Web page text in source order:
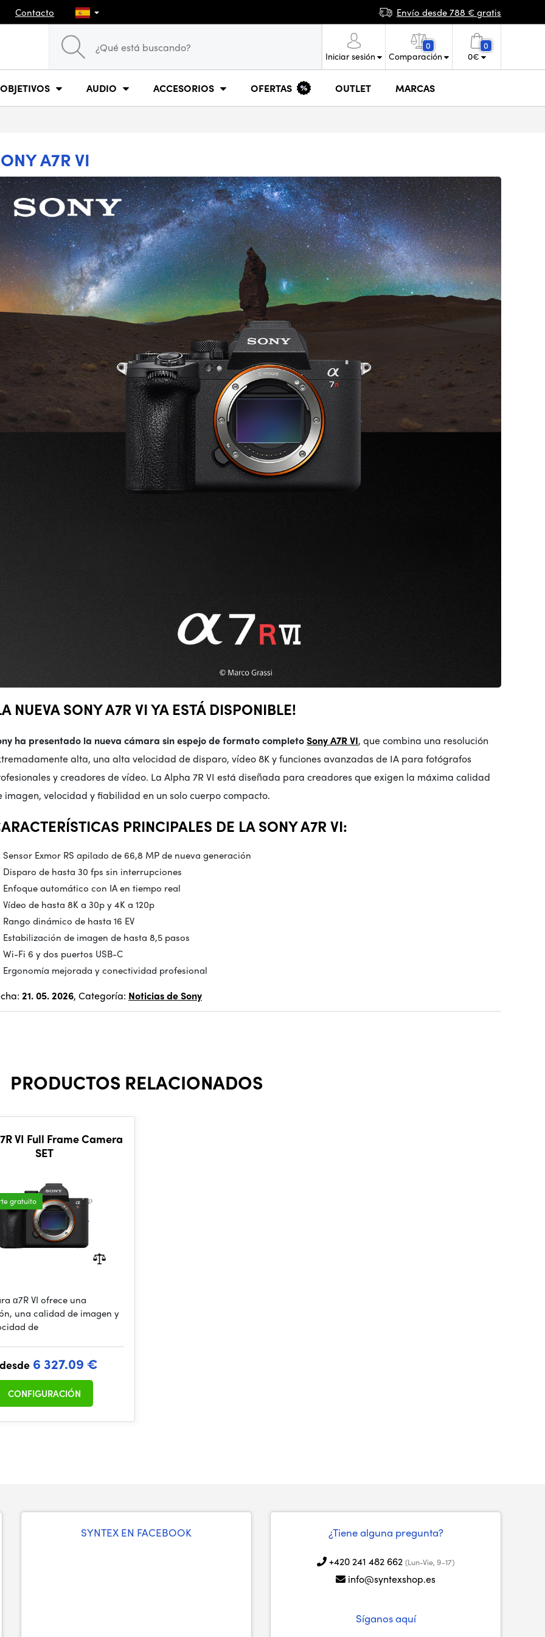
Contacto Envío desde 788 € gratis
Iniciar sesión
0
Comparación
0
0€
OBJETIVOS AUDIO ACCESORIOS OFERTAS OUTLET MARCAS
A7R VI
NUEVA SONY A7R VI YA ESTÁ DISPONIBLE!
ha presentado la nueva cámara sin espejo de formato completoSony A7R VI, que combina una resolución
alta, una alta velocidad de disparo, vídeo 8K y funciones avanzadas de IA para fotógrafos
y creadores de vídeo. La Alpha 7R VI está diseñada para creadores que exigen la máxima calidad
imagen, velocidad y fiabilidad en un solo cuerpo compacto.
PRINCIPALES DE LA SONY A7R VI:
Sensor Exmor RS apilado de 66,8 MP de nueva generación
Disparo de hasta 30 fps sin interrupciones
Enfoque automático con IA en tiempo real
Vídeo de hasta 8K a 30p y 4K a 120p
Rango dinámico de hasta 16 EV
Estabilización de imagen de hasta 8,5 pasos
Wi-Fi 6 y dos puertos USB-C
Ergonomía mejorada y conectividad profesional
21. 05. 2026, Categoría: Noticias de Sony
PRODUCTOS RELACIONADOS
VI Full Frame Camera
SET
gratuito
α7R VI ofrece una
una calidad de imagen y
de
6 327.09 €
CONFIGURACIÓN
SYNTEX EN FACEBOOK ¿Tiene alguna pregunta?
+420 241 482 662 (Lun-Vie, 9-17)
info@syntexshop.es
Síganos aquí